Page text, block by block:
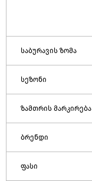
საბურავის ზომა
სეზონი
ზამთრის მარკირება
ბრენდი
ფასი